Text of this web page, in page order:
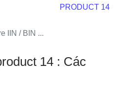
PRODUCT 14
IIN / BIN ...
14 : Các